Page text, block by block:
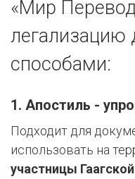
«Мир
легализацию
способами:
1. Апостиль -
Подходит для
использовать на
участницы